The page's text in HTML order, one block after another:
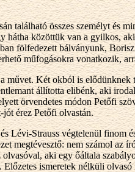
található összes személyt és
közöttük van a gyilkos,
fölfedezett bálványunk,
műfogásokra vonatkozik,
művet. Két okból is
állította elibénk, aki
örvendetes módon Petőfi
érez Petőfi olvastán.
Lévi-Strauss végtelenül finom
nem számol az
aki egy őáltala
ismeretek nélküli